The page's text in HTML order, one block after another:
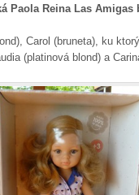
Paola Reina Las Amigas
Carol (bruneta), ku
(platinová blond) a